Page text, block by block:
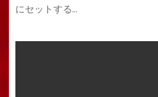
にセットする…